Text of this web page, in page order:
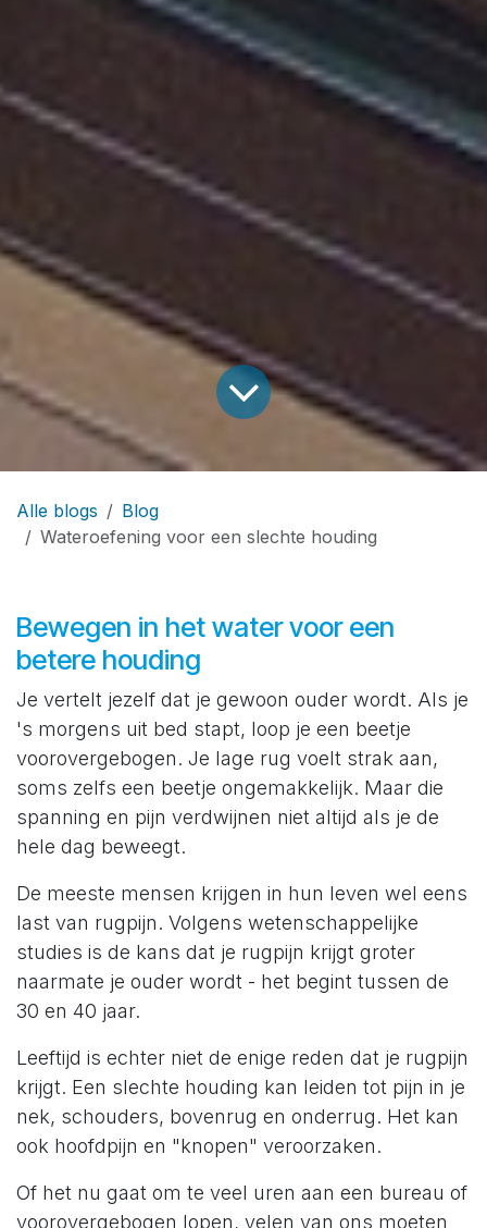
Alle blogs
Blog
Wateroefening voor een slechte houding
Bewegen in het water voor een
betere houding
Je vertelt jezelf dat je gewoon ouder wordt. Als je
's morgens uit bed stapt, loop je een beetje
voorovergebogen. Je lage rug voelt strak aan,
soms zelfs een beetje ongemakkelijk. Maar die
spanning en pijn verdwijnen niet altijd als je de
hele dag beweegt.
De meeste mensen krijgen in hun leven wel eens
last van rugpijn. Volgens wetenschappelijke
studies is de kans dat je rugpijn krijgt groter
naarmate je ouder wordt - het begint tussen de
30 en 40 jaar.
Leeftijd is echter niet de enige reden dat je rugpijn
krijgt. Een slechte houding kan leiden tot pijn in je
nek, schouders, bovenrug en onderrug. Het kan
ook hoofdpijn en "knopen" veroorzaken.
Of het nu gaat om te veel uren aan een bureau of
voorovergebogen lopen, velen van ons moeten